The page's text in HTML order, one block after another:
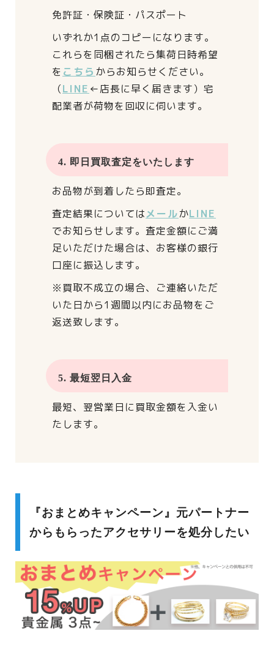
免許証・保険証・パスポート
いずれか1点のコピーになります。
これらを同梱されたら集荷日時希望
を こちら からお知らせください。
（LINE ←店長に早く届きます） 宅
配業者が荷物を回収に伺います。
4. 即日買取査定をいたします
お品物が到着したら即査定。
査定結果についてはメールかLINE
でお知らせします。 査定金額にご満
足いただけた場合は、 お客様の銀行
口座に振込します。
※買取不成立の場合、 ご連絡いただ
いた日から1週間以内にお品物をご
返送致します。
5. 最短翌日入金
最短、翌営業日に買取金額を入金い
たします。
『おまとめキャンペーン』元パートナー
からもらったアクセサリーを処分したい